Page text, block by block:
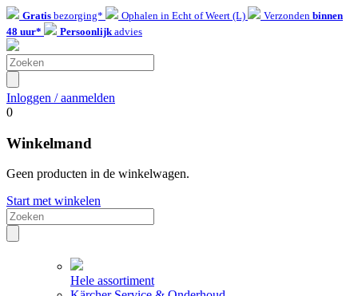
Gratis bezorging* Ophalen in Echt of Weert (L) Verzonden binnen
48 uur*
Persoonlijkadvies
Inloggen / aanmelden
0
Winkelmand
Geen producten in de winkelwagen.
Start met winkelen
Hele assortiment